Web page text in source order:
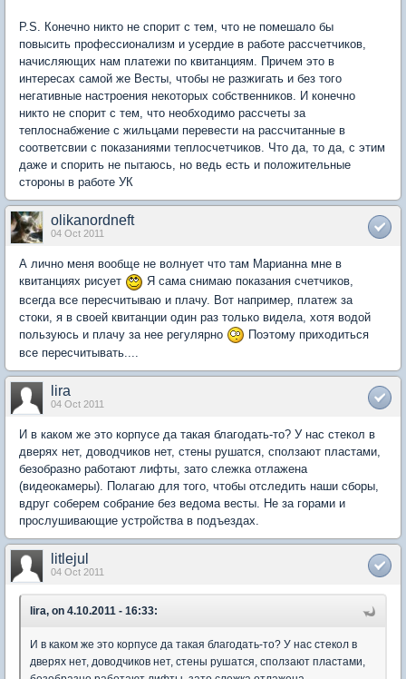
P.S. Конечно никто не спорит с тем, что не помешало бы
повысить профессионализм и усердие в работе рассчетчиков,
начисляющих нам платежи по квитанциям. Причем это в
интересах самой же Весты, чтобы не разжигать и без того
негативные настроения некоторых собственников. И конечно
никто не спорит с тем, что необходимо рассчеты за
теплоснабжение с жильцами перевести на рассчитанные в
соответсвии с показаниями теплосчетчиков. Что да, то да, с этим
даже и спорить не пытаюсь, но ведь есть и положительные
стороны в работе УК
olikanordneft
04 Oct 2011
А лично меня вообще не волнует что там Марианна мне в
квитанциях рисует
Я сама снимаю показания счетчиков,
всегда все пересчитываю и плачу. Вот например, платеж за
стоки, я в своей квитанции один раз только видела, хотя водой
пользуюсь и плачу за нее регулярно
Поэтому приходиться
все пересчитывать....
lira
04 Oct 2011
И в каком же это корпусе да такая благодать-то? У нас стекол в
дверях нет, доводчиков нет, стены рушатся, сползают пластами,
безобразно работают лифты, зато слежка отлажена
(видеокамеры). Полагаю для того, чтобы отследить наши сборы,
вдруг соберем собрание без ведома весты. Не за горами и
прослушивающие устройства в подъездах.
litlejul
04 Oct 2011
lira, on 4.10.2011 - 16:33:
И в каком же это корпусе да такая благодать-то? У нас стекол в
дверях нет, доводчиков нет, стены рушатся, сползают пластами,